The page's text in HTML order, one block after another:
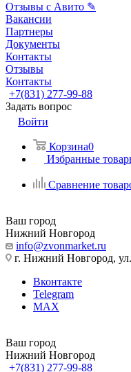
Отзывы с Авито ✎
Вакансии
Партнеры
Документы
Контакты
Отзывы
Контакты
+7(831) 277-99-88
Задать вопрос
Войти
Корзина0
Избранные
Сравнение
Ваш город
Нижний Новгород
info@zvonmarket.ru
г. Нижний Новгород,
Вконтакте
Telegram
MAX
Ваш город
Нижний Новгород
+7(831) 277-99-88